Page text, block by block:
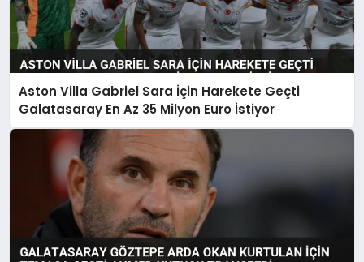
Aston Villa Gabriel Sara İçin Harekete Geçti
Galatasaray En Az 35 Milyon Euro İstiyor